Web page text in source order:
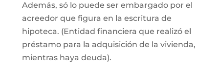
Además, só lo puede ser embargado por el
acreedor que figura en la escritura de
hipoteca. (Entidad financiera que realizó el
préstamo para la adquisición de la vivienda,
mientras haya deuda).